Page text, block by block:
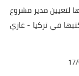
لتعيين مدير مشروع
في تركيا - غازي